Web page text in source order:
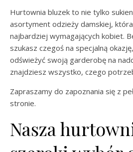
Hurtownia bluzek to nie tylko
asortyment odzieży damskiej,
najbardziej wymagających kobiet.
szukasz czegoś na specjalną
odświeżyć swoją garderobę na
znajdziesz wszystko, czego
Zapraszamy do zapoznania się z
stronie.
Nasza